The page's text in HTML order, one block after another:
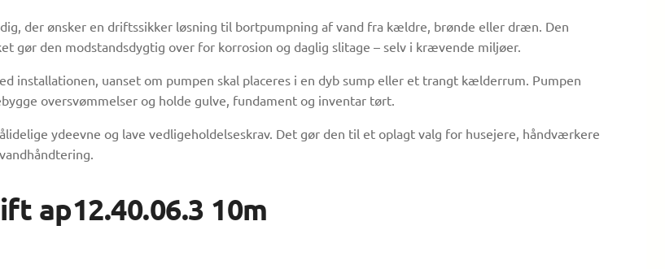
der ønsker en driftssikker løsning til bortpumpning af vand fra kældre, brønde eller dræn. Den
gør den modstandsdygtig over for korrosion og daglig slitage – selv i krævende miljøer.
installationen, uanset om pumpen skal placeres i en dyb sump eller et trangt kælderrum. Pumpen
oversvømmelser og holde gulve, fundament og inventar tørt.
ydeevne og lave vedligeholdelseskrav. Det gør den til et oplagt valg for husejere, håndværkere
ap12.40.06.3 10m